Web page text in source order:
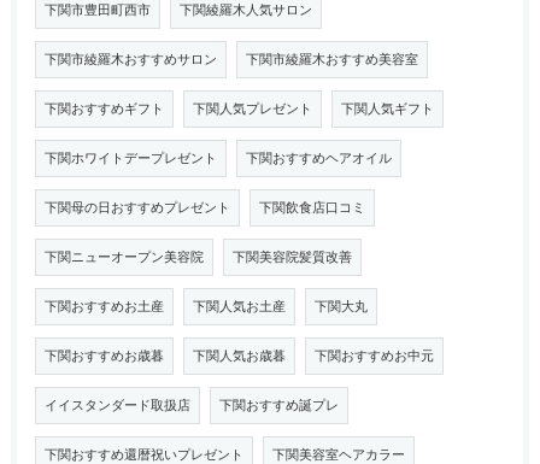
下関市豊田町西市 下関綾羅木人気サロン
下関市綾羅木おすすめサロン 下関市綾羅木おすすめ美容室
下関おすすめギフト 下関人気プレゼント 下関人気ギフト
下関ホワイトデープレゼント 下関おすすめヘアオイル
下関母の日おすすめプレゼント 下関飲食店口コミ
下関ニューオープン美容院 下関美容院髪質改善
下関おすすめお土産 下関人気お土産 下関大丸
下関おすすめお歳暮 下関人気お歳暮 下関おすすめお中元
イイスタンダード取扱店 下関おすすめ誕プレ
下関おすすめ還暦祝いプレゼント 下関美容室ヘアカラー